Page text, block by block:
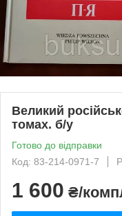
Великий
томах. б/у
Готово до відправки
Код: 83-214-0971-7
1 600 ₴/